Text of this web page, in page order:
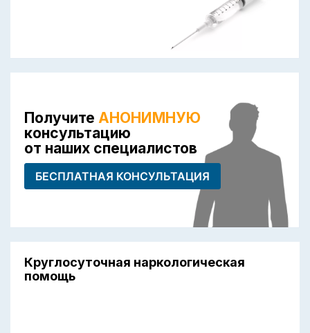
Получите АНОНИМНУЮ
консультацию
от наших специалистов
БЕСПЛАТНАЯ КОНСУЛЬТАЦИЯ
Круглосуточная наркологическая
помощь